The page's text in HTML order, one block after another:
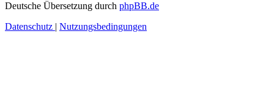
Deutsche Übersetzung durch phpBB.de
Datenschutz | Nutzungsbedingungen